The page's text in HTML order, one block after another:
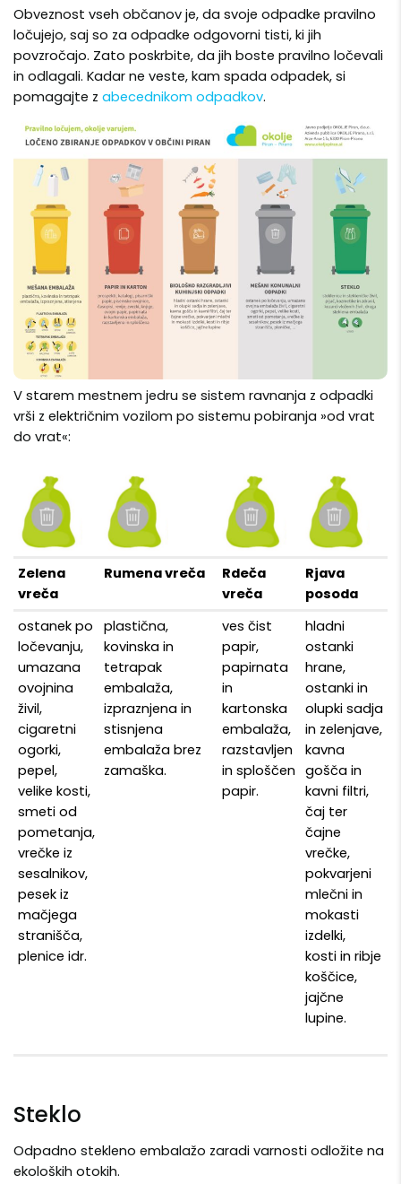
Obveznost vseh občanov je, da svoje odpadke pravilno
ločujejo, saj so za odpadke odgovorni tisti, ki jih
povzročajo. Zato poskrbite, da jih boste pravilno ločevali
in odlagali. Kadar ne veste, kam spada odpadek, si
pomagajte z abecednikom odpadkov.
V starem mestnem jedru se sistem ravnanja z odpadki
vrši z električnim vozilom po sistemu pobiranja »od vrat
do vrat«:
Zelena
vreča
Rumena vreča
Rdeča
vreča
Rjava
posoda
ostanek po
ločevanju,
umazana
ovojnina
živil,
cigaretni
ogorki,
pepel,
velike kosti,
smeti od
pometanja,
vrečke iz
sesalnikov,
pesek iz
mačjega
stranišča,
plenice idr.
plastična,
kovinska in
tetrapak
embalaža,
izpraznjena in
stisnjena
embalaža brez
zamaška.
ves čist
papir,
papirnata
in
kartonska
embalaža,
razstavljen
in sploščen
papir.
hladni
ostanki
hrane,
ostanki in
olupki sadja
in zelenjave,
kavna
gošča in
kavni filtri,
čaj ter
čajne
vrečke,
pokvarjeni
mlečni in
mokasti
izdelki,
kosti in ribje
koščice,
jajčne
lupine.
Steklo
Odpadno stekleno embalažo zaradi varnosti odložite na
ekoloških otokih.